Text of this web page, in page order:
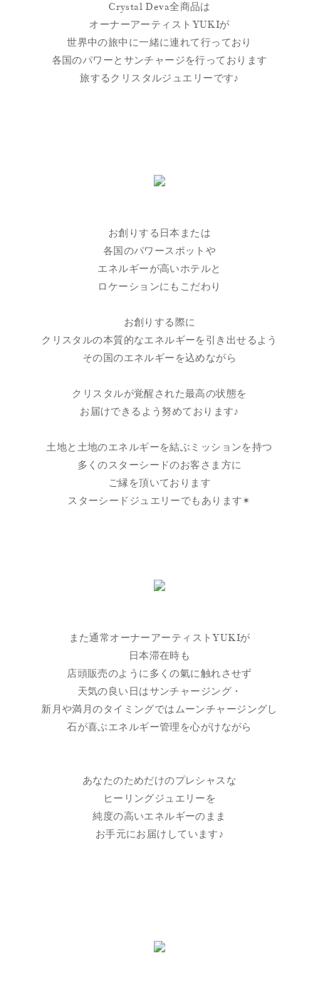
Crystal Deva全商品は
オーナーアーティストYUKIが
世界中の旅中に一緒に連れて行っており
各国のパワーとサンチャージを行っております
旅するクリスタルジュエリーです♪
お創りする日本または
各国のパワースポットや
エネルギーが高いホテルと
ロケーションにもこだわり
お創りする際に
クリスタルの本質的なエネルギーを引き出せるよう
その国のエネルギーを込めながら
クリスタルが覚醒された最高の状態を
お届けできるよう努めております♪
土地と土地のエネルギーを結ぶミッションを持つ
多くのスターシードのお客さま方に
ご縁を頂いております
スターシードジュエリーでもあります✴︎
また通常オーナーアーティストYUKIが
日本滞在時も
店頭販売のように多くの氣に触れさせず
天気の良い日はサンチャージング・
新月や満月のタイミングではムーンチャージングし
石が喜ぶエネルギー管理を心がけながら
あなたのためだけのプレシャスな
ヒーリングジュエリーを
純度の高いエネルギーのまま
お手元にお届けしています♪